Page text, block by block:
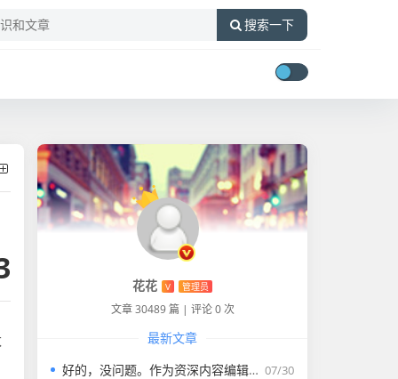
搜索一下
花花 V 管理员
文章 30489 篇 | 评论 0 次
最新文章
07/30
好的，没问题。作为资深内容编辑，我将为您打造一篇符合要求的专业教程文章。